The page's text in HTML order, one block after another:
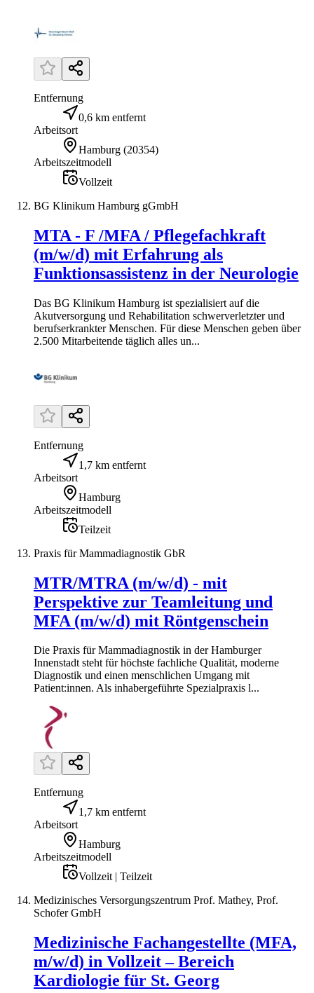
Entfernung
0,6 km entfernt
Arbeitsort
Hamburg (20354)
Arbeitszeitmodell
Vollzeit
BG Klinikum Hamburg gGmbH
MTA - F /MFA / Pflegefachkraft
(m/w/d) mit Erfahrung als
Funktionsassistenz in der Neurologie
Das BG Klinikum Hamburg ist spezialisiert auf die
Akutversorgung und Rehabilitation schwerverletzter und
berufserkrankter Menschen. Für diese Menschen geben über
2.500 Mitarbeitende täglich alles un...
Entfernung
1,7 km entfernt
Arbeitsort
Hamburg
Arbeitszeitmodell
Teilzeit
Praxis für Mammadiagnostik GbR
MTR/MTRA (m/w/d) - mit
Perspektive zur Teamleitung und
MFA (m/w/d) mit Röntgenschein
Die Praxis für Mammadiagnostik in der Hamburger
Innenstadt steht für höchste fachliche Qualität, moderne
Diagnostik und einen menschlichen Umgang mit
Patient:innen. Als inhabergeführte Spezialpraxis l...
Entfernung
1,7 km entfernt
Arbeitsort
Hamburg
Arbeitszeitmodell
Vollzeit | Teilzeit
Medizinisches Versorgungszentrum Prof. Mathey, Prof.
Schofer GmbH
Medizinische Fachangestellte (MFA,
m/w/d) in Vollzeit – Bereich
Kardiologie für St. Georg